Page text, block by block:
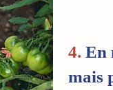
4. En
mais